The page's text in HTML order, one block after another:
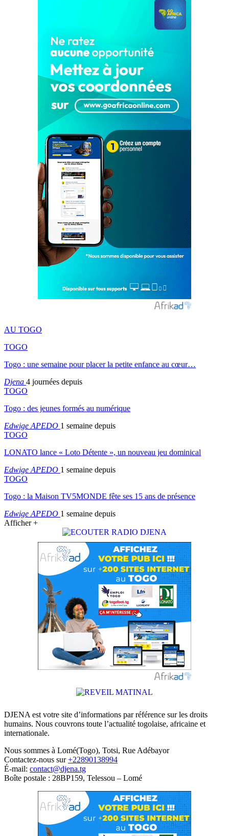
AU TOGO
TOGO
Togo : une semaine pour placer la petite enfance au cœur…
Djena 4 journées depuis
TOGO
Togo : des jeunes formés au numérique
Edwige APEDO 1 semaine depuis
TOGO
LONATO lance « Loto Détente », un nouveau jeu dominical
Edwige APEDO 1 semaine depuis
TOGO
Togo : la Maison TV5MONDE fête ses 15 ans de présence
Edwige APEDO 1 semaine depuis
Afficher +
DJENA est votre site d’informations par référence sur les droits
humains. Nous couvrons toute l’actualité togolaise, africaine et
internationale.
Nous sommes à Lomé(Togo), Totsi, Rue Adébayor
Contactez-nous sur+22890138994
É-mail: contact@djena.tg
Boîte postale : 28BP159, Telessou – Lomé